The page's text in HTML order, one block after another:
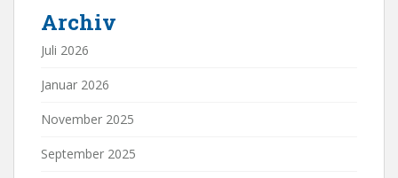
Archiv
Juli 2026
Januar 2026
November 2025
September 2025